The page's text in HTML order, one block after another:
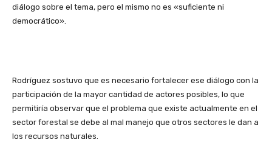
diálogo sobre el tema, pero el mismo no es «suficiente ni
democrático».
Rodríguez sostuvo que es necesario fortalecer ese diálogo con la
participación de la mayor cantidad de actores posibles, lo que
permitiría observar que el problema que existe actualmente en el
sector forestal se debe al mal manejo que otros sectores le dan a
los recursos naturales.